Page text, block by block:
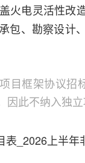
火电灵活性改
包、勘察设计
目框架协议
此不纳入独立